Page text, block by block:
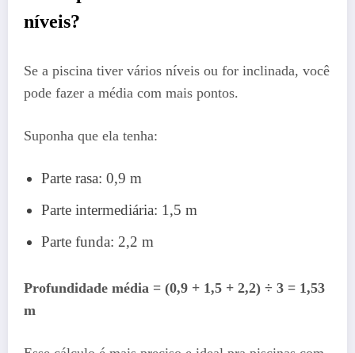
níveis?
Se a piscina tiver vários níveis ou for inclinada, você
pode fazer a média com mais pontos.
Suponha que ela tenha:
Parte rasa: 0,9 m
Parte intermediária: 1,5 m
Parte funda: 2,2 m
Profundidade média = (0,9 + 1,5 + 2,2) ÷ 3 = 1,53
m